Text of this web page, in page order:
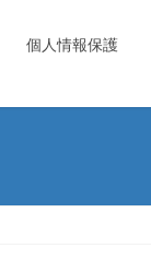
個人情報保護